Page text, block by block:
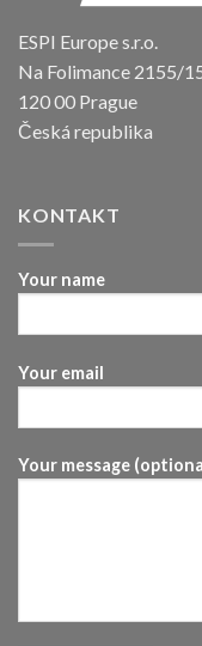
ESPI Europe s.r.o.
Na Folimance 2155/
120 00 Prague
Česká republika
KONTAKT
Your name
Your email
Your message